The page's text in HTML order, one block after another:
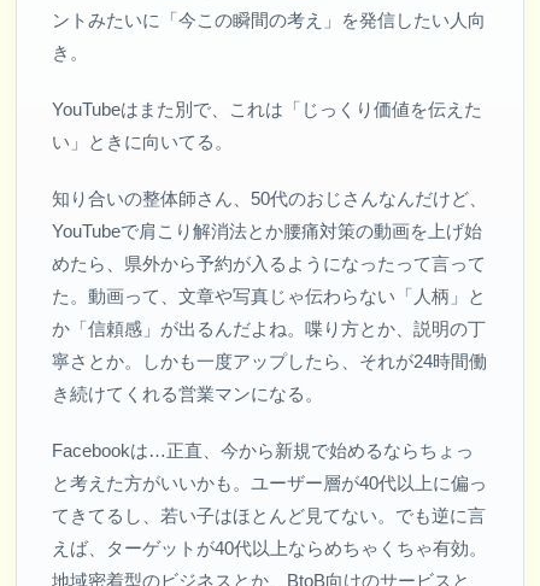
ントみたいに「今この瞬間の考え」を発信したい人向
き。
YouTubeはまた別で、これは「じっくり価値を伝えた
い」ときに向いてる。
知り合いの整体師さん、50代のおじさんなんだけど、
YouTubeで肩こり解消法とか腰痛対策の動画を上げ始
めたら、県外から予約が入るようになったって言って
た。動画って、文章や写真じゃ伝わらない「人柄」と
か「信頼感」が出るんだよね。喋り方とか、説明の丁
寧さとか。しかも一度アップしたら、それが24時間働
き続けてくれる営業マンになる。
Facebookは…正直、今から新規で始めるならちょっ
と考えた方がいいかも。ユーザー層が40代以上に偏っ
てきてるし、若い子はほとんど見てない。でも逆に言
えば、ターゲットが40代以上ならめちゃくちゃ有効。
地域密着型のビジネスとか、BtoB向けのサービスと